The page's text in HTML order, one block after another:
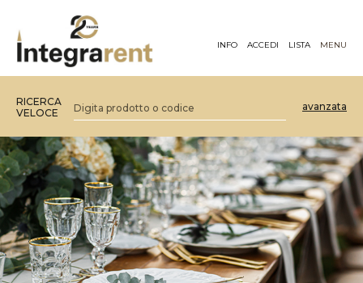
INFO ACCEDI LISTA MENU
RICERCA
VELOCE
avanzata